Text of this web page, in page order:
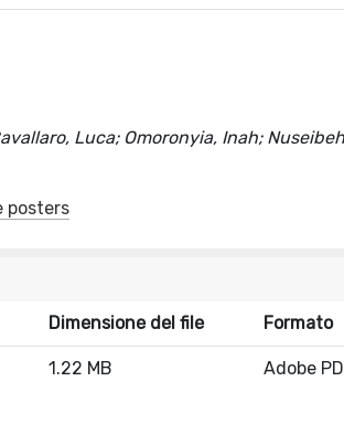
Luca; Omoronyia, Inah;
posters
Dimensione del file Formato
1.22 MB Adobe